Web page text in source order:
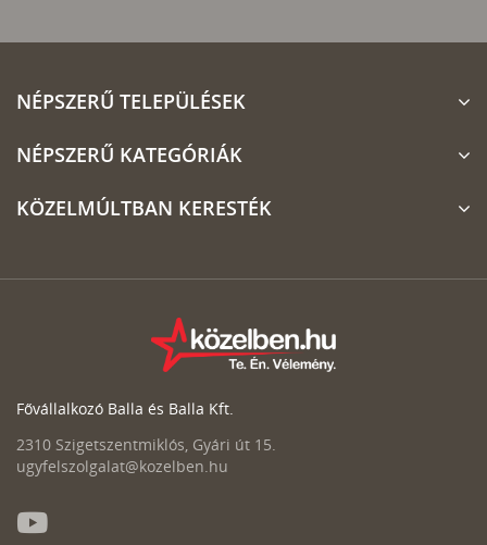
NÉPSZERŰ TELEPÜLÉSEK
NÉPSZERŰ KATEGÓRIÁK
KÖZELMÚLTBAN KERESTÉK
Fővállalkozó Balla és Balla Kft.
2310 Szigetszentmiklós, Gyári út 15.
ugyfelszolgalat@kozelben.hu